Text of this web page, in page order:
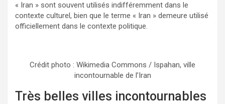
« Iran » sont souvent utilisés indifféremment dans le
contexte culturel, bien que le terme « Iran » demeure utilisé
officiellement dans le contexte politique.
Crédit photo : Wikimedia Commons / Ispahan, ville
incontournable de l’Iran
Très belles villes incontournables